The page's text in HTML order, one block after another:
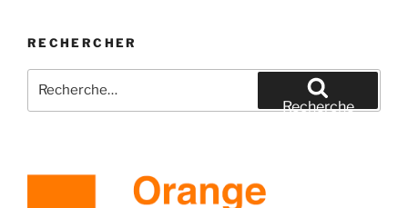
Sécuriser
données
RECHERCHER
pour
Recherche